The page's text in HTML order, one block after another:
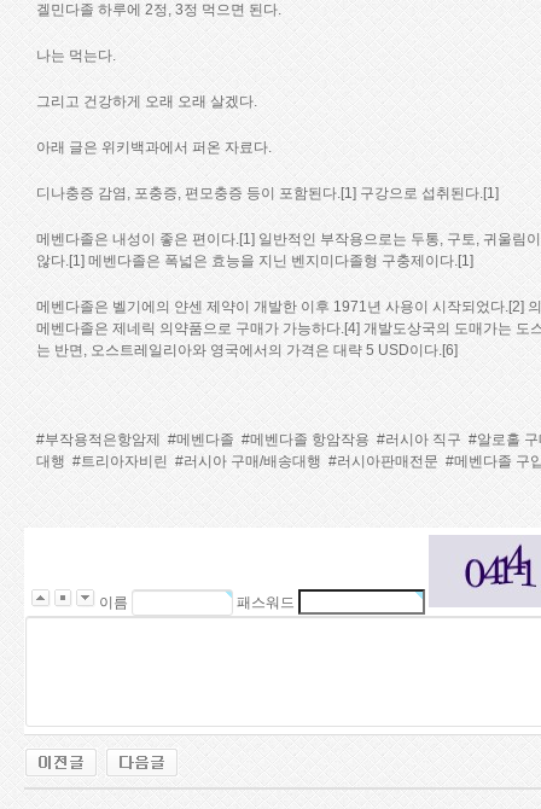
겔민다졸 하루에 2정, 3정 먹으면 된다.
나는 먹는다.
그리고 건강하게 오래 오래 살겠다.
아래 글은 위키백과에서 퍼온 자료다.
디나충증 감염, 포충증, 편모충증 등이 포함된다.[1] 구강으로 섭취된다.[1]
메벤다졸은 내성이 좋은 편이다.[1] 일반적인 부작용으로는 두통, 구토, 귀울림
않다.[1] 메벤다졸은 폭넓은 효능을 지닌 벤지미다졸형 구충제이다.[1]
메벤다졸은 벨기에의 얀센 제약이 개발한 이후 1971년 사용이 시작되었다.[2]
메벤다졸은 제네릭 의약품으로 구매가 가능하다.[4] 개발도상국의 도매가는
는 반면, 오스트레일리아와 영국에서의 가격은 대략 5 USD이다.[6]
#부작용적은항암제 #메벤다졸 #메벤다졸 항암작용 #러시아 직구 #알로홀
대행 #트리아자비린 #러시아 구매/배송대행 #러시아판매전문 #메벤다졸 구
이름 패스워드